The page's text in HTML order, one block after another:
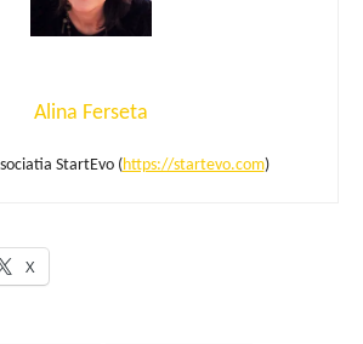
Alina Ferseta
StartEvo ( https://startevo.com)
X